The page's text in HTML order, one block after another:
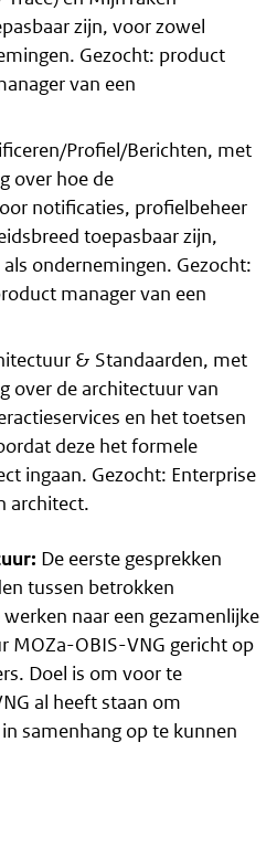
zijn, voor zowel
Gezocht: product
van een
Profiel/Berichten, met
over hoe de
notificaties, profielbeheer
toepasbaar zijn,
ondernemingen. Gezocht:
manager van een
& Standaarden, met
over de architectuur van
en het toetsen
deze het formele
ingaan. Gezocht: Enterprise
architect.
De eerste gesprekken
tussen betrokken
naar een gezamenlijke
MOZa-OBIS-VNG gericht op
Doel is om voor te
al heeft staan om
samenhang op te kunnen